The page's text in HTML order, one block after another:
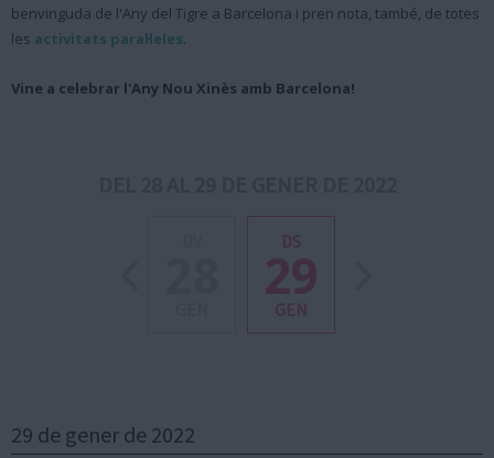
benvinguda de l'Any del Tigre a Barcelona i pren nota, també, de totes
les activitats paral·leles.
Vine a celebrar l'Any Nou Xinès amb Barcelona!
DS
29
GEN
29 de gener de 2022